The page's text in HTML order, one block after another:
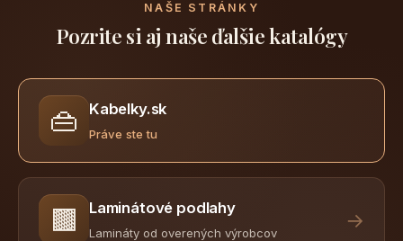
NAŠE STRÁNKY
Pozrite si aj naše ďalšie katalógy
👜 Kabelky.sk
Práve ste tu
🟫 Laminátové podlahy
Lamináty od overených výrobcov
→